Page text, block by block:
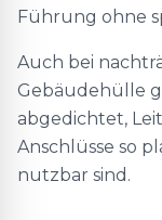
Führung ohne
Auch bei
Gebäudehülle
abgedichtet,
Anschlüsse so
nutzbar sind.